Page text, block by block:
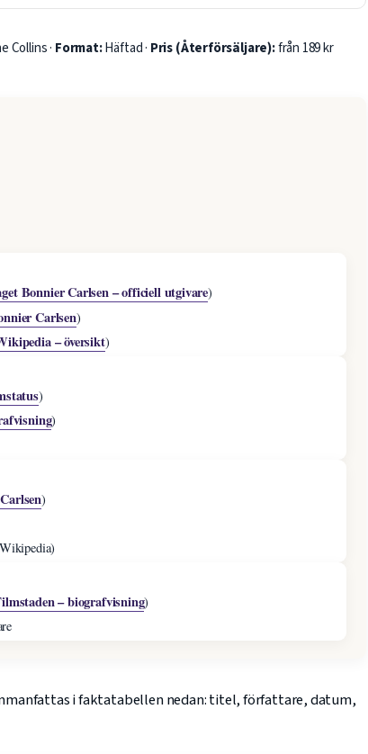
Collins · Format:Häftad · Pris (Återförsäljare):från 189 kr
Bonnier Carlsen – officiell utgivare)
Carlsen)
– översikt)
)
)
)
– biografvisning)
i faktatabellen nedan: titel, författare, datum,